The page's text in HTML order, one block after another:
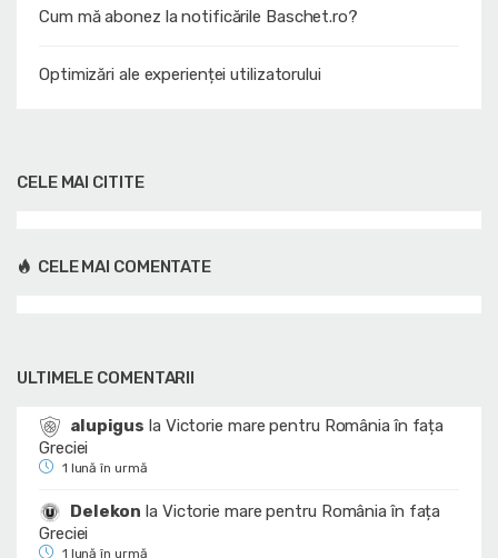
Cum mă abonez la notificările Baschet.ro?
Optimizări ale experienței utilizatorului
CELE MAI CITITE
CELE MAI COMENTATE
ULTIMELE COMENTARII
alupigus la Victorie mare pentru România în fața
Greciei
1 lună în urmă
Delekon la Victorie mare pentru România în fața
Greciei
1 lună în urmă